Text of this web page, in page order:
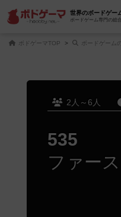
世界のボードゲー
ボードゲーム専門の総
ボドゲーマTOP ボードゲーム
2人～6人
535